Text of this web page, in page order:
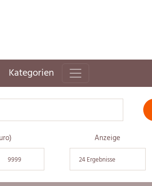
Kategorien
Anzeige